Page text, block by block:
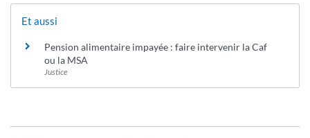
Et aussi
Pension alimentaire impayée : faire intervenir la Caf
ou la MSA
Justice